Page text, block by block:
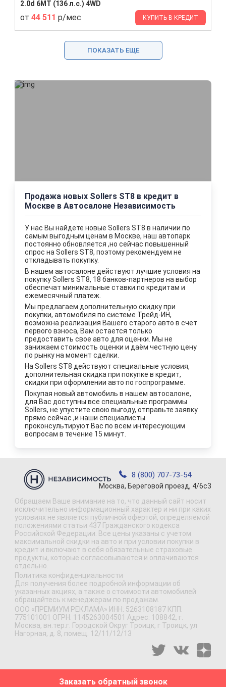
2.0d 6MT (136 л.с.) 4WD
от 44 511 р/мес КУПИТЬ В КРЕДИТ
ПОКАЗАТЬ ЕЩЕ
Продажа новых Sollers ST8 в кредит в
Москве в Автосалоне Независимость
У нас Вы найдете новые Sollers ST8 в наличии по
самым выгодным ценам в Москве, наш автопарк
постоянно обновляется ,но сейчас повышенный
спрос на Sollers ST8, поэтому рекомендуем не
откладывать покупку.
В нашем автосалоне действуют лучшие уcловия на
покупку Sollers ST8, 18 банков-партнеров на выбор
обеспечат минимальные ставки по кредитам и
ежемесячный платеж.
Мы предлагаем дополнительную скидку при
покупки, автомобиля по системе Трейд-ИН,
возможна реализация Вашего старого авто в счет
первого взноса, Вам остается только
предоставить свое авто для оценки. Мы не
занижаем стоимость оценки и даём честную цену
по рынку на момент сделки.
На Sollers ST8 действуют специальные условия,
дополнительная скидка при покупке в кредит,
скидки при оформлении авто по госпрограмме.
Покупая новый автомобиль в нашем автосалоне,
для Вас доступны все специальные программы
Sollers, не упустите свою выгоду, отправьте заявку
прямо сейчас ,и наши специалисты
проконсультируют Вас по всем интересующим
вопросам в течение 15 минут.
8 (800) 707-73-54
Москва, Береговой проезд, 4/6с3
Обращаем Ваше внимание на то, что данный сайт носит
исключительно информационный характер и ни при каких
условиях не является публичной офертой, определяемой
положениями статьи 437 Гражданского кодекса
Российской Федерации. Все цены указаны с учетом
максимальной скидки на авто и при условии покупки в
кредит и включают в себя обязательные страховые
продукты, которые согласовываются и оплачиваются
отдельно.
Политика конфиденциальности
Для получения более подробной информации об
указанных акциях, а также о стоимости автомобилей
обращайтесь к менеджерам по продажам.
ООО «ПРЕМИУМ РЕКЛАМА» ИНН: 5263108187 КПП:
775101001 ОГРН: 1145263004501 Адрес: 108842, г.
Москва, вн.тер.г. Городской Округ Троицк, г Троицк, ул
Нагорная, д. 8, помещ. 12/11/12/13
Заказать обратный звонок